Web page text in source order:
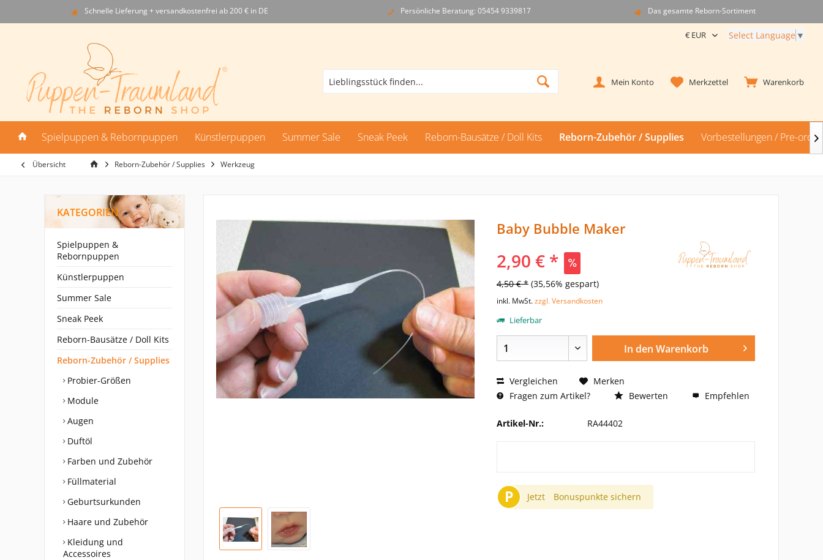
Schnelle Lieferung + versandkostenfrei ab 200 € in DE Persönliche Beratung: 05454 9339817 Das gesamte Reborn-Sortiment
Select Language ▼
Warenkorb
Merkzettel
Mein Konto
Spielpuppen & Rebornpuppen Künstlerpuppen Summer Sale Sneak Peek Reborn-Bausätze / Doll Kits Reborn-Zubehör / Supplies Vorbestellungen / Pre- 
Übersicht Reborn-Zubehör / Supplies Werkzeug
KATEGORIEN
Spielpuppen &
Rebornpuppen
Künstlerpuppen
Summer Sale
Sneak Peek
Reborn-Bausätze / Doll Kits
Reborn-Zubehör / Supplies
Probier-Größen
Module
Augen
Duftöl
Farben und Zubehör
Füllmaterial
Geburtsurkunden
Haare und Zubehör
Kleidung und
Accessoires
Baby Bubble Maker
2,90 € *
4,50 € * (35,56% gespart)
inkl. MwSt.zzgl. Versandkosten
Lieferbar
In den Warenkorb
Vergleichen
Merken
Fragen zum Artikel?
Bewerten Empfehlen
Artikel-Nr.: RA44402
P Jetzt Bonuspunkte sichern